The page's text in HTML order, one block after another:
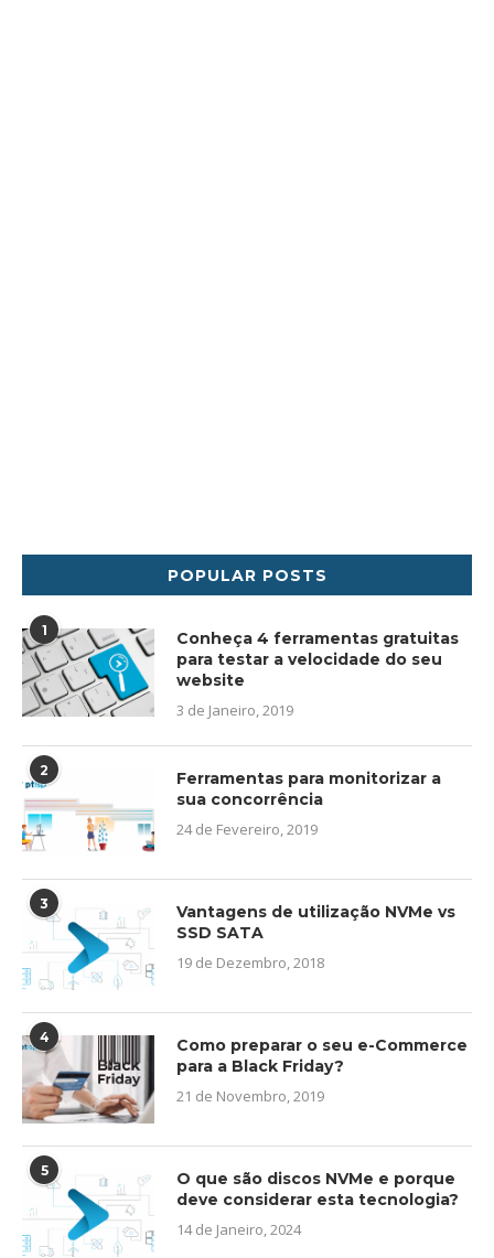
POPULAR POSTS
1
Conheça 4 ferramentas gratuitas
para testar a velocidade do seu
website
3 de Janeiro, 2019
2
Ferramentas para monitorizar a
sua concorrência
24 de Fevereiro, 2019
3
Vantagens de utilização NVMe vs
SSD SATA
19 de Dezembro, 2018
4
Como preparar o seu e-Commerce
para a Black Friday?
21 de Novembro, 2019
5
O que são discos NVMe e porque
deve considerar esta tecnologia?
14 de Janeiro, 2024